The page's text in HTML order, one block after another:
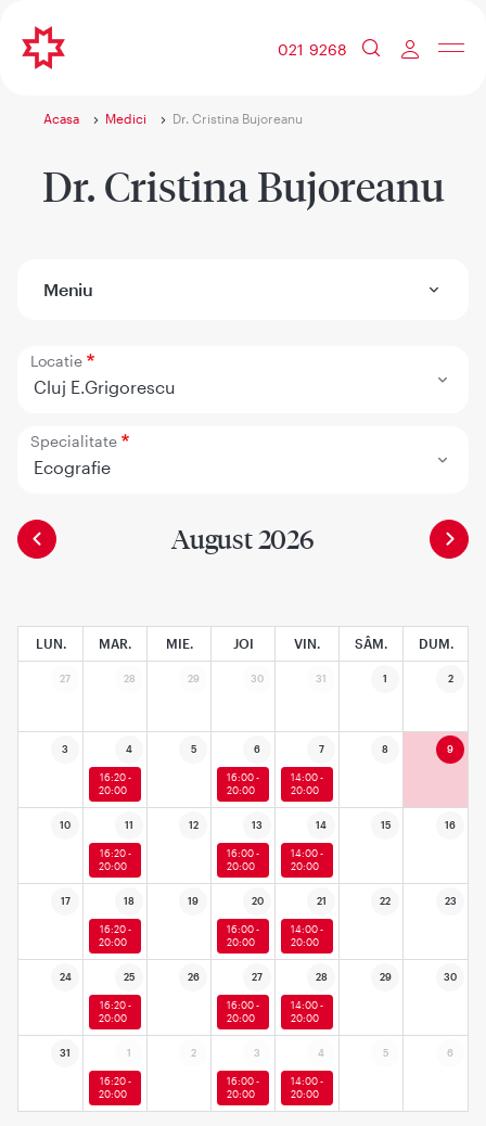
021 9268
Acasa Medici Dr. Cristina Bujoreanu
Dr. Cristina Bujoreanu
Meniu
Locatie
Cluj E.Grigorescu
Specialitate
Ecografie
August 2026
LUN. MAR. MIE. JOI VIN. SÂM. DUM.
27 28 29 30 31 1 2
3 4 5 6 7 8 9
16:20 -
20:00
16:00 -
20:00
14:00 -
20:00
10 11 12 13 14 15 16
16:20 -
20:00
16:00 -
20:00
14:00 -
20:00
17 18 19 20 21 22 23
16:20 -
20:00
16:00 -
20:00
14:00 -
20:00
24 25 26 27 28 29 30
16:20 -
20:00
16:00 -
20:00
14:00 -
20:00
31 1 2 3 4 5 6
16:20 -
20:00
16:00 -
20:00
14:00 -
20:00